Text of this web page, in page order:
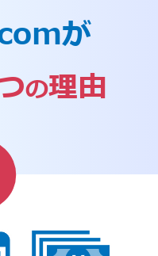
が
の理由